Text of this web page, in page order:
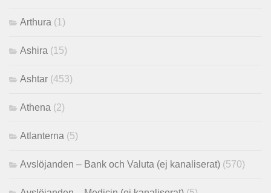
Arthura (1)
Ashira (15)
Ashtar (453)
Athena (2)
Atlanterna (5)
Avslöjanden – Bank och Valuta (ej kanaliserat) (570)